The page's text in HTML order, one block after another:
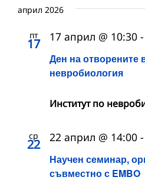
април 2026
пт
17
Ден на отворените
невробиология
17 април @ 10:30 -
Институт по
ср
22
Научен семинар,
съвместно с EMBO
22 април @ 14:00 -